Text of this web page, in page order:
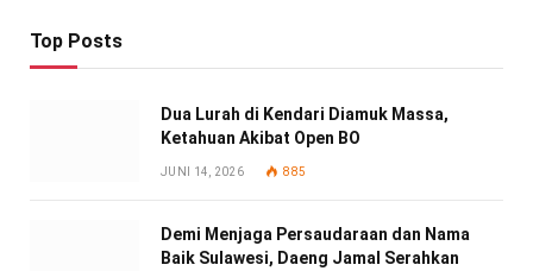
Top Posts
Dua Lurah di Kendari Diamuk Massa,
Ketahuan Akibat Open BO
JUNI 14, 2026 885
Demi Menjaga Persaudaraan dan Nama
Baik Sulawesi, Daeng Jamal Serahkan